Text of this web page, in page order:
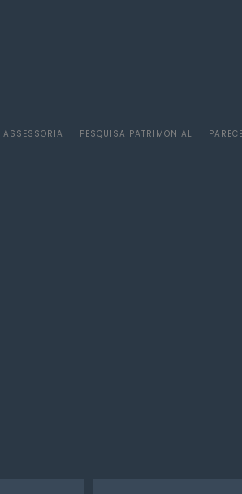
ASSESSORIA PESQUISA PATRIMONIAL